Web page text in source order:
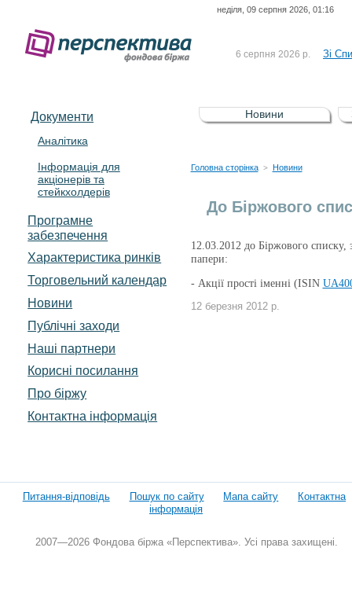
неділя, 09 серпня 2026, 01:16
6 серпня 2026 р. Зі
5 серпня 2026 р.
Зі
UA4000232607)
4 серпня 2026 р.
Документи
Аналітика
Інформація для
акціонерів та
стейкхолдерів
Програмне
забезпечення
Характеристика pинків
Торговельний календар
Новини
Публічні заходи
Наші партнери
Корисні посилання
Про біржу
Контактна інформація
Новини
Головна сторінка > Новини
До Біржового
12.03.2012 до Біржового списку,
папери:
- Акції прості іменні (ISIN
12 березня 2012 р.
Питання-відповідь Пошук по сайту Мапа сайту
Контактна
інформація
2007—2026 Фондова біржа «Перспектива». Усі права захищені.